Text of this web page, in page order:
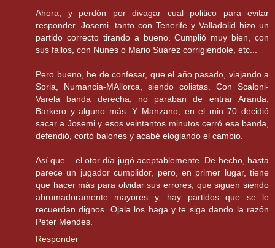
Ahora, y perdón por divagar cual politico para evitar
responder. Josemi, tanto con Tenerife y Valladolid hizo un
partido correcto tirando a bueno. Cumplió muy bien, con
sus fallos, con Nunes o Mario Suarez corrigiendole, etc...
Pero bueno, he de confesar, que el año pasado, viajando a
Soria, Numancia-MAllorca, siendo colistas. Con Scaloni-
Varela banda derecha, no paraban de entrar Aranda,
Barkero y alguno más. Y Manzano, en el min 70 decidió
sacar a Josemi y esos veintantos minutos cerró esa banda,
defendió, cortó balones y acabé elogiando el cambio.
Así que... el otor día jugó aceptablemente. De hecho, hasta
parece un jugador cumplidor, pero, en primer lugar, tiene
que hacer más para olvidar sus errores, que siguen siendo
abrumadoramente mayores y, hay partidos que se le
recuerdan dignos. Ojala los haga y te siga dando la razón
Peter Mendes.
Responder